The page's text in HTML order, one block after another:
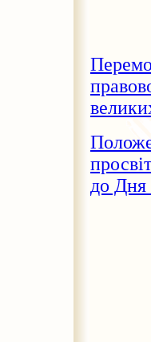
до Дня